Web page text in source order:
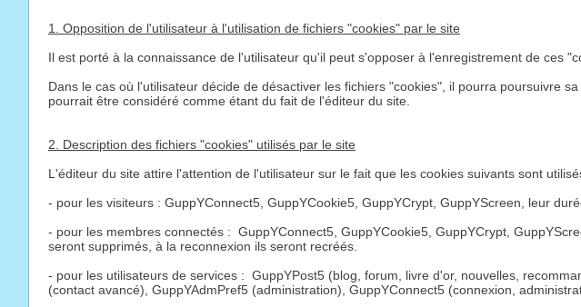
1. Opposition de l'utilisateur à l'utilisation de fichiers "cookies" par le site
Il est porté à la connaissance de l'utilisateur qu'il peut s'opposer à l'enregistrement de ces
Dans le cas où l'utilisateur décide de désactiver les fichiers "cookies", il pourra poursuivre
pourrait être considéré comme étant du fait de l'éditeur du site.
2. Description des fichiers "cookies" utilisés par le site
L'éditeur du site attire l'attention de l'utilisateur sur le fait que les cookies suivants sont
- pour les visiteurs : GuppYConnect5, GuppYCookie5, GuppYCrypt, GuppYScreen, leur
- pour les membres connectés : GuppYConnect5, GuppYCookie5, GuppYCrypt,
seront supprimés, à la reconnexion ils seront recréés.
- pour les utilisateurs de services : GuppYPost5 (blog, forum, livre d'or, nouvelles,
(contact avancé), GuppYAdmPref5 (administration), GuppYConnect5 (connexion,